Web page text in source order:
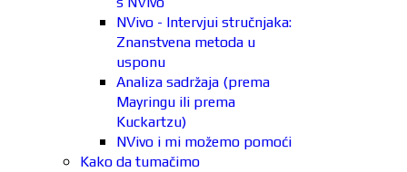
NVivo - Intervjui stručnjaka:
Znanstvena metoda u
usponu
Analiza sadržaja (prema
Mayringu ili prema
Kuckartzu)
NVivo i mi možemo pomoći
Kako da tumačimo